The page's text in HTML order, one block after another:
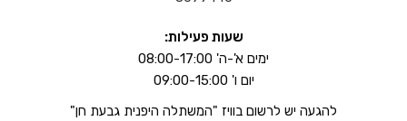
שעות פעילות:
ימים א'-ה' 08:00-17:00
יום ו' 09:00-15:00
להגעה יש לרשום בוויז "המשתלה היפנית גבעת חן"